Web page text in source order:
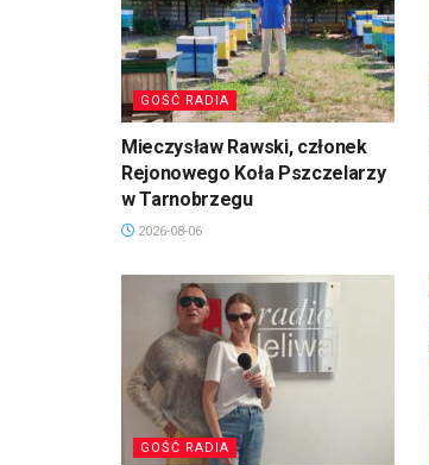
GOŚĆ RADIA
Mieczysław Rawski, członek
Rejonowego Koła Pszczelarzy
w Tarnobrzegu
2026-08-06
GOŚĆ RADIA